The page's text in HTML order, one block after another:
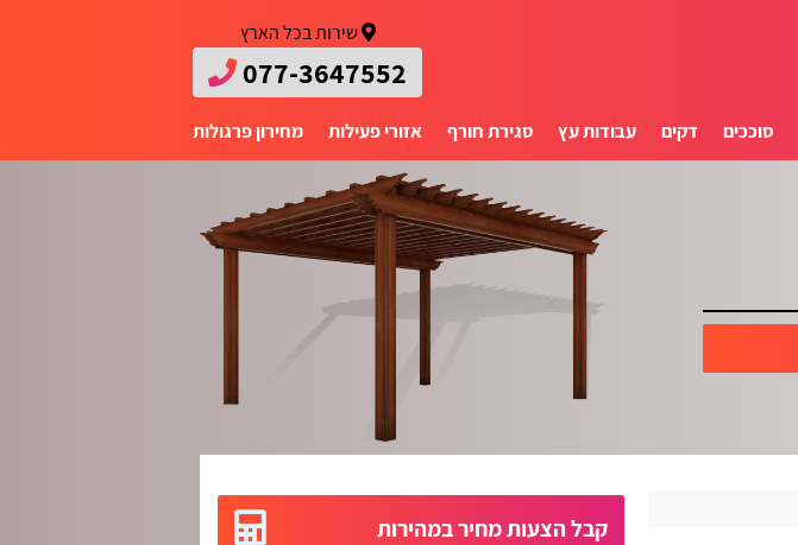
שירות בכל הארץ
077-3647552
סוככים דקים עבודות עץ סגירת חורף אזורי פעילות מחירון פרגולות
קבל הצעות מחיר במהירות